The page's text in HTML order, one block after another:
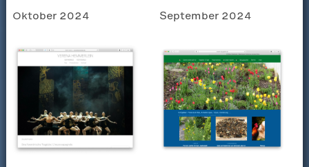
Oktober 2024 September 2024